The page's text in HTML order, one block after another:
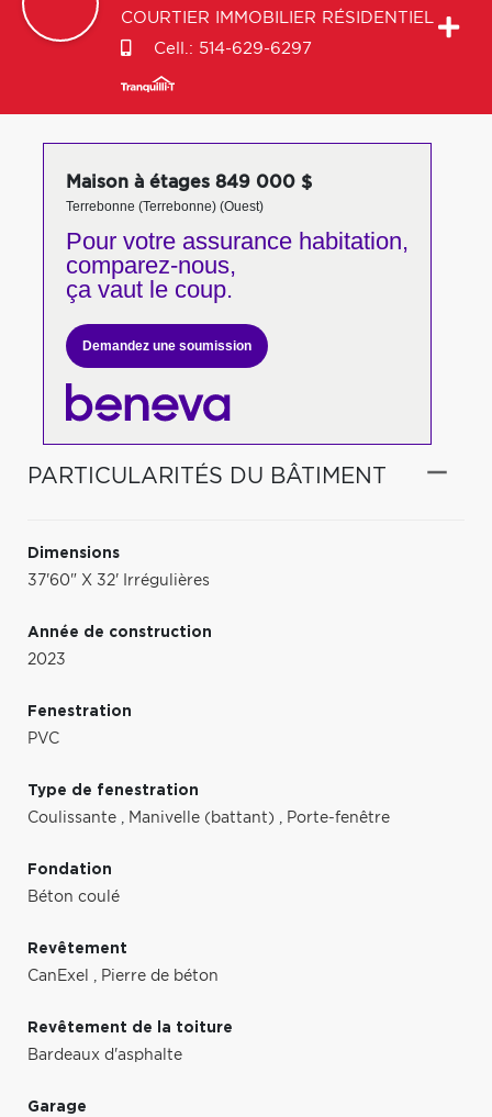
COURTIER IMMOBILIER RÉSIDENTIEL
Cell.: 514-629-6297
Maison à étages 849 000 $
Terrebonne (Terrebonne) (Ouest)
Pour votreassurance habitation,
comparez-nous,
ça vaut le coup.
Demandez une soumission
PARTICULARITÉS DU BÂTIMENT
Dimensions
37'60" X 32' Irrégulières
Année de construction
2023
Fenestration
PVC
Type de fenestration
Coulissante , Manivelle (battant) , Porte-fenêtre
Fondation
Béton coulé
Revêtement
CanExel , Pierre de béton
Revêtement de la toiture
Bardeaux d'asphalte
Garage